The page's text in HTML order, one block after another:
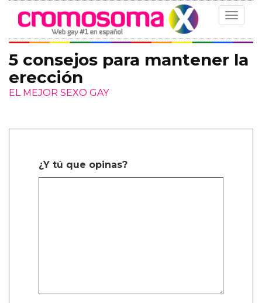
Toggle
5 consejos para mantener la
erección
EL MEJOR SEXO GAY
¿Y tú que opinas?